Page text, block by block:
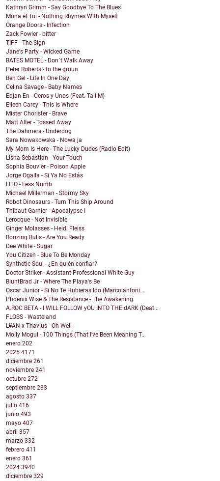
Kathryn Grimm - Say Goodbye To The Blues
Mona et Toi - Nothing Rhymes With Myself
Orange Doors - Infection
Zack Fowler - bitter
TIFF - The Sign
Jane's Party - Wicked Game
BATES MOTEL - Don´t Walk Away
Peter Roberts - to the groun
Ben Gel - Life In One Day
Celina Savage - Baby Names
Edjan En - Ceros y Unos (Feat. Tali M)
Eileen Carey - This Is Where
Mister Chorister - Brave
Matt Alter - Tossed Away
The Dahmers - Underdog
Sara Nowakowska - Nowa ja
My Mom Is Here - The Lucky Dudes (Radio Edit)
Lisha Sebastian - Your Touch
Sophia Bouvier - Poison Apple
Jorge Ogalla - Si Ya No Estás
LITO - Less Numb
Michael Millerman - Stormy Sky
Robot Dinosaurs - Turn This Ship Around
Thibaut Garnier - Apocalypse I
Lerocque - Not Invisible
Ginger Molasses - Heidi Fleiss
Boozing Bulls - Are You Ready
Dee White - Sugar
You Citizen - Blue To Be Monday
Synthetic Soul - ¿En quién confiar?
Doctor Striker - Assistant Professional White Guy
BluntBrad Jr - Where The Playa's Be
Oscar Junior - Si No Te Hubieras Ido (Marco antoni...
Phoenix Wise & The Resistance - The Awakening
A.ROC BETA - I WILL FOLLOW yOU INTO THE dARK (Deat...
FLOSS - Wasteland
L¥AN x Thavius - Oh Well
Molly Mogul - 100 Things (That I've Been Meaning T...
enero 202
2025 4171
diciembre 261
noviembre 241
octubre 272
septiembre 283
agosto 337
julio 416
junio 493
mayo 407
abril 357
marzo 332
febrero 411
enero 361
2024 3940
diciembre 329